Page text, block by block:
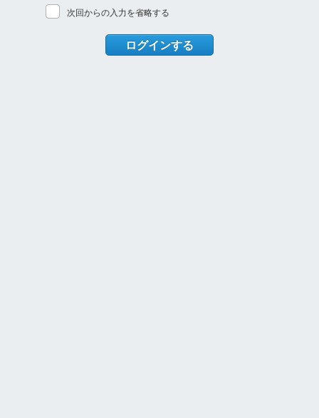
次回からの入力を省略する
ログインする